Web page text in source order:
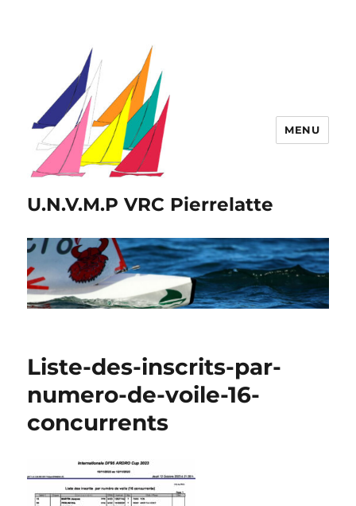
U.N.V.M.P VRC Pierrelatte
MENU
Liste-des-inscrits-par-
numero-de-voile-16-
concurrents